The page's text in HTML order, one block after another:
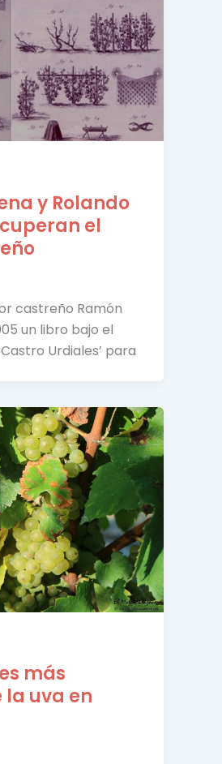
y Rolando
el
castreño Ramón
un libro bajo el
Urdiales’ para
más
la uva en